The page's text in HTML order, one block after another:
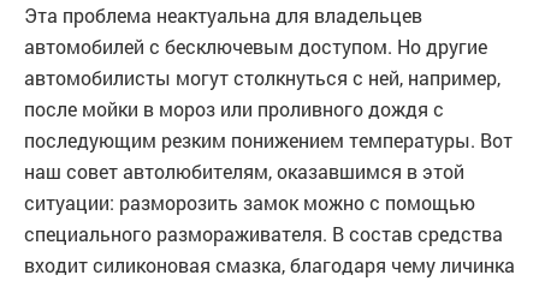
Эта проблема неактуальна для владельцев
автомобилей с бесключевым доступом. Но другие
автомобилисты могут столкнуться с ней, например,
после мойки в мороз или проливного дождя с
последующим резким понижением температуры. Вот
наш совет автолюбителям, оказавшимся в этой
ситуации: разморозить замок можно с помощью
специального размораживателя. В состав средства
входит силиконовая смазка, благодаря чему личинка